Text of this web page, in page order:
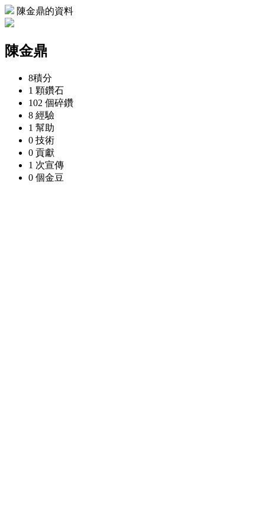
陳金鼎的資料
陳金鼎
8積分
1 顆鑽石
102 個碎鑽
8 經驗
1 幫助
0 技術
0 貢獻
1 次宣傳
0 個金豆